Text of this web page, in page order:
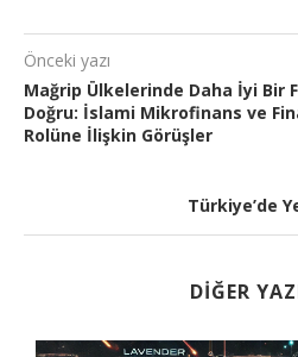
Önceki yazı
Mağrip Ülkelerinde Daha İyi Bir
Doğru: İslami Mikrofinans ve
Rolüne İlişkin Görüşler
Türkiye’de
DIĞER